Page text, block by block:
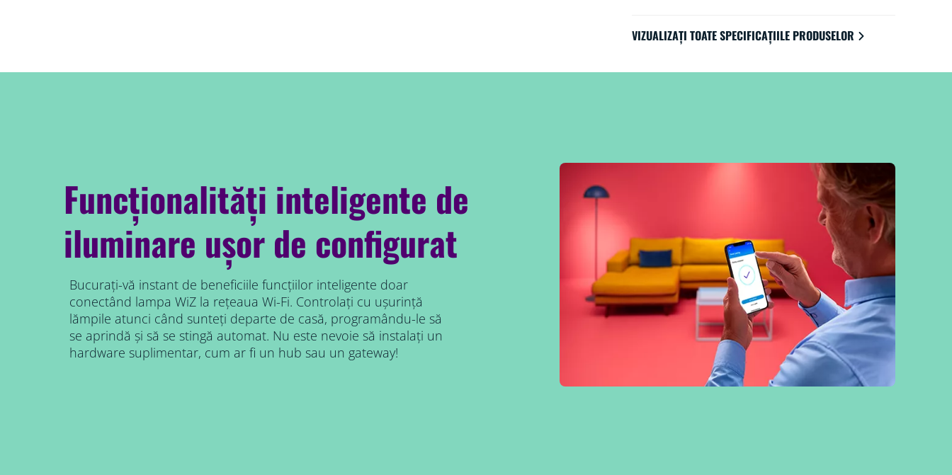
VIZUALIZAȚI TOATE SPECIFICAȚIILE PRODUSELOR
Funcționalități inteligente de
iluminare ușor de configurat
Bucurați-vă instant de beneficiile funcțiilor inteligente doar
conectând lampa WiZ la rețeaua Wi-Fi. Controlați cu ușurință
lămpile atunci când sunteți departe de casă, programându-le să
se aprindă și să se stingă automat. Nu este nevoie să instalați un
hardware suplimentar, cum ar fi un hub sau un gateway!